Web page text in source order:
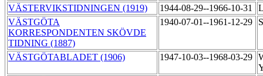
VÄSTERVIKSTIDNINGEN (1919) 1944-08-29--1966-10-31
VÄSTGÖTA
KORRESPONDENTEN SKÖVDE
TIDNING (1887)
1940-07-01--1961-12-29
VÄSTGÖTABLADET (1906) 1947-10-03--1968-03-29